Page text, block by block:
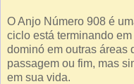
O Anjo Número 908 é
ciclo está terminando
dominó em outras áreas
passagem ou fim, mas
em sua vida.